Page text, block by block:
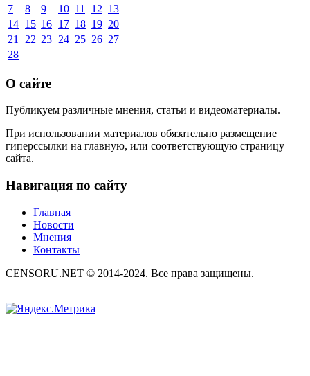
7
8 9 10 11 12 13
14 15 16 17 18 19 20
21
22 23 24 25 26 27
28
О сайте
Публикуем различные мнения, статьи и видеоматериалы.
При использовании материалов обязательно размещение
гиперссылки на главную, или соответствующую страницу
сайта.
Навигация по сайту
Главная
Новости
Мнения
Контакты
CENSORU.NET © 2014-2024. Все права защищены.